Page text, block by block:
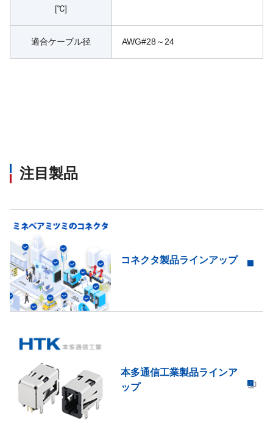
[℃]
適合ケーブル径 AWG#28～24
注目製品
コネクタ製品ラインアップ
本多通信工業製品ラインア
ップ